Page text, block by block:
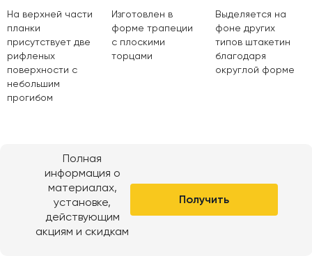
На верхней части
планки
присутствует две
рифленых
поверхности с
небольшим
прогибом
Изготовлен в
форме трапеции
с плоскими
торцами
Выделяется на
фоне других
типов штакетин
благодаря
округлой форме
Полная
информация о
материалах,
установке,
действующим
акциям и скидкам
Получить